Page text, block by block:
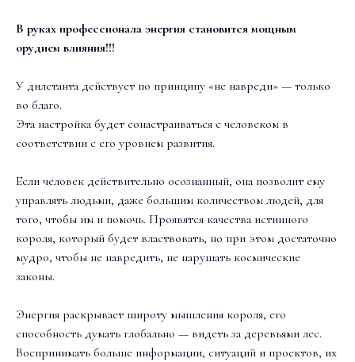
В руках профессионала энергия становится мощным
орудием влияния!!!
У дилетанта действует по принципу «не навреди» — только
во благо.
Эта настройка будет сонастраиваться с человеком в
соответствии с его уровнем развития.
Если человек действительно осознанный, она позволит ему
управлять людьми, даже большим количеством людей, для
того, чтобы им и помочь. Проявятся качества истинного
короля, который будет властвовать, но при этом достаточно
мудро, чтобы не навредить, не нарушать космические
законы.
Энергия раскрывает широту мышления короля, его
способность думать глобально — видеть за деревьями лес.
Воспринимать больше информации, ситуаций и проектов, их